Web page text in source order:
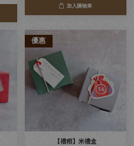
加入購物車
優惠
【禮稻】米禮盒